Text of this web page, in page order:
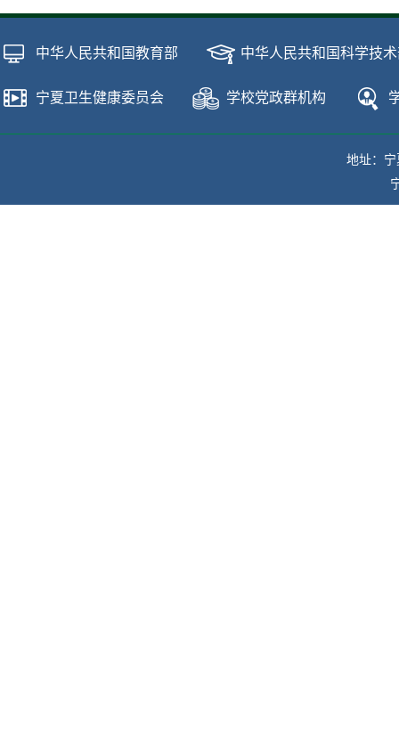
中华人民共和国教育部 中华人民共和国科学技
宁夏卫生健康委员会 学校党政群机构
地址：